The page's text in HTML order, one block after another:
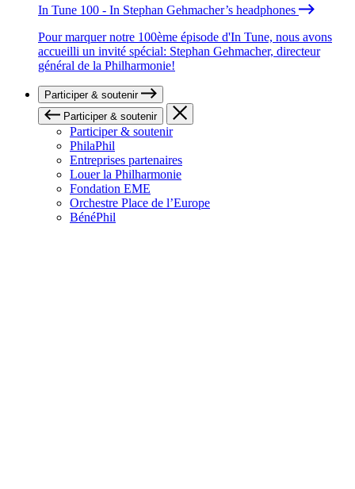
In Tune 100 - In Stephan Gehmacher’s headphones
Pour marquer notre 100ème épisode d'In Tune, nous avons
accueilli un invité spécial: Stephan Gehmacher, directeur
général de la Philharmonie!
Participer & soutenir
Participer & soutenir
Participer & soutenir
PhilaPhil
Entreprises partenaires
Louer la Philharmonie
Fondation EME
Orchestre Place de l’Europe
BénéPhil